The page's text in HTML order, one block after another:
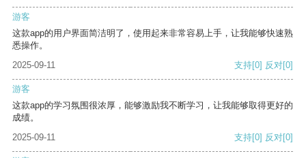
游客
这款app的用户界面简洁明了，使用起来非常容易上手，让我能够快速熟
悉操作。
2025-09-11
支持[0] 反对[0]
游客
这款app的学习氛围很浓厚，能够激励我不断学习，让我能够取得更好的
成绩。
2025-09-11
支持[0] 反对[0]